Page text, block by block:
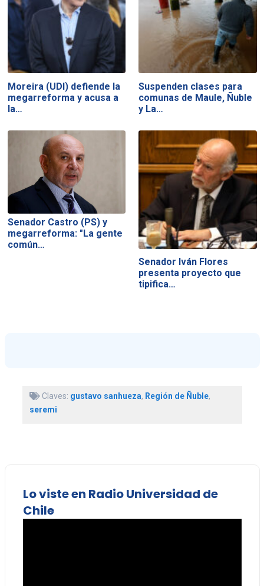
Moreira (UDI) defiende la
megarreforma y acusa a
la…
Suspenden clases para
comunas de Maule, Ñuble
y La…
Senador Castro (PS) y
megarreforma: "La gente
común…
Senador Iván Flores
presenta proyecto que
tipifica…
Claves: gustavo sanhueza, Región de Ñuble,
seremi
Lo viste en Radio Universidad de
Chile